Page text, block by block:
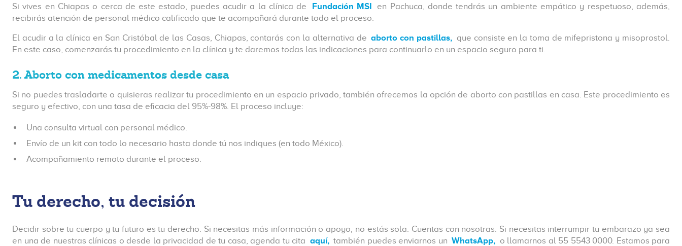
Si vives en Chiapas o cerca de este estado, puedes acudir a la clínica de Fundación MSI
en Pachuca, donde tendrás un ambiente empático y respetuoso, además,
recibirás atención de personal médico calificado que te acompañará durante todo el proceso.
El acudir a la clínica en San Cristóbal de las Casas, Chiapas, contarás con la alternativa de aborto con pastillas, que consiste en la toma de mifepristona y misoprostol.
En este caso, comenzarás tu procedimiento en la clínica y te daremos todas las indicaciones para continuarlo en un espacio seguro para ti.
2. Aborto con medicamentos desde casa
Si no puedes trasladarte o quisieras realizar tu procedimiento en un espacio privado, también ofrecemos la opción de aborto con pastillas en casa. Este procedimiento es
seguro y efectivo, con una tasa de eficacia del 95%-98%. El proceso incluye:
Una consulta virtual con personal médico.
Envío de un kit con todo lo necesario hasta donde tú nos indiques (en todo México).
Acompañamiento remoto durante el proceso.
Tu derecho, tu decisión
Decidir sobre tu cuerpo y tu futuro es tu derecho. Si necesitas más información o apoyo, no estás sola. Cuentas con nosotras. Si necesitas interrumpir tu embarazo ya sea
en una de nuestras clínicas o desde la privacidad de tu casa, agenda tu cita aquí, también puedes enviarnos un WhatsApp, o llamarnos al 55 5543 0000. Estamos para